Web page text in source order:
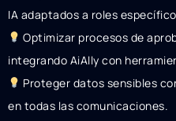
IA adaptados a roles
Optimizar procesos de
integrando AiAlly con
Proteger datos sensibles
en todas las comunicaciones.